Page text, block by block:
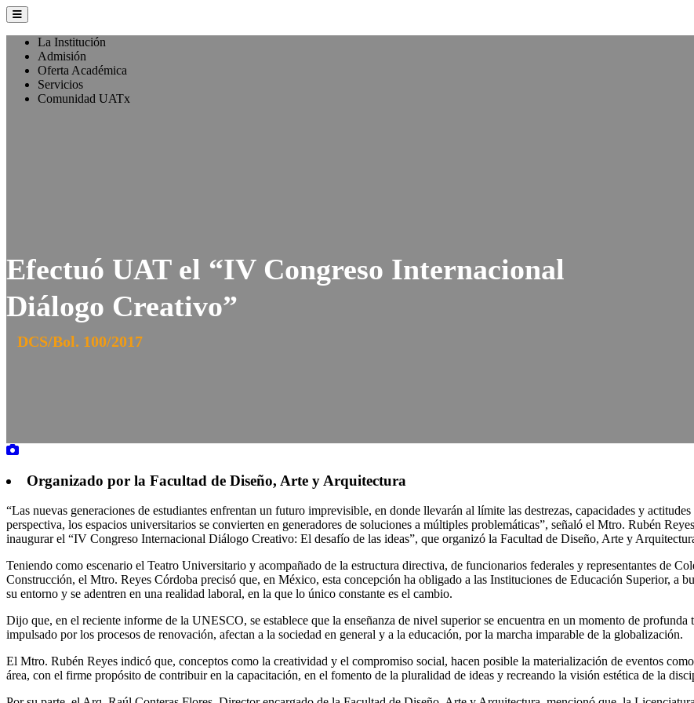
La Institución
Admisión
Oferta Académica
Servicios
Comunidad UATx
Efectuó UAT el “IV Congreso Internacional
Diálogo Creativo”
DCS/Bol. 100/2017
Organizado por la Facultad de Diseño, Arte y Arquitectura
“Las nuevas generaciones de estudiantes enfrentan un futuro imprevisible, en donde llevarán al límite las destrezas, capacidades y
perspectiva, los espacios universitarios se convierten en generadores de soluciones a múltiples problemáticas”, señaló el Mtro. Rubén
inaugurar el “IV Congreso Internacional Diálogo Creativo: El desafío de las ideas”, que organizó la Facultad de Diseño, Arte y
Teniendo como escenario el Teatro Universitario y acompañado de la estructura directiva, de funcionarios federales y representantes de
Construcción, el Mtro. Reyes Córdoba precisó que, en México, esta concepción ha obligado a las Instituciones de Educación Superior, a
su entorno y se adentren en una realidad laboral, en la que lo único constante es el cambio.
Dijo que, en el reciente informe de la UNESCO, se establece que la enseñanza de nivel superior se encuentra en un momento de
impulsado por los procesos de renovación, afectan a la sociedad en general y a la educación, por la marcha imparable de la globalización.
El Mtro. Rubén Reyes indicó que, conceptos como la creatividad y el compromiso social, hacen posible la materialización de eventos
área, con el firme propósito de contribuir en la capacitación, en el fomento de la pluralidad de ideas y recreando la visión estética de la